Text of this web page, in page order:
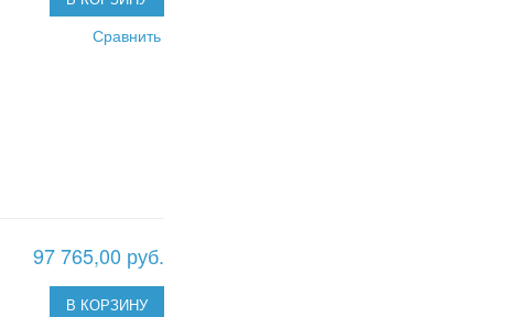
Сравнить
97 765,00 руб.
В КОРЗИНУ